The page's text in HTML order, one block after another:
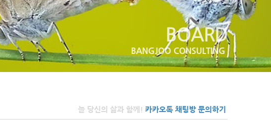
BOARD
BANGJOO CONSULTING
늘 당신의 삶과 함께! 카카오톡 채팅방 문의하기